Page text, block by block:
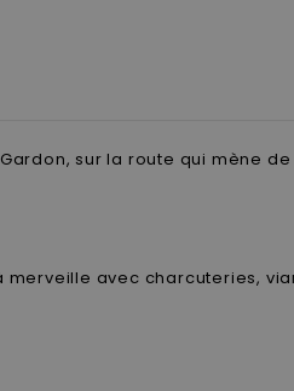
sur la route qui mène
avec charcuteries,